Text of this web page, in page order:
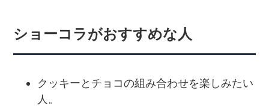
ショーコラがおすすめな人
クッキーとチョコの組み合わせを楽しみたい
人。